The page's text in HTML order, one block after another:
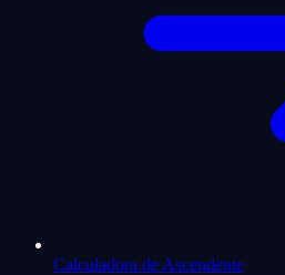
Calculadora de Ascendente